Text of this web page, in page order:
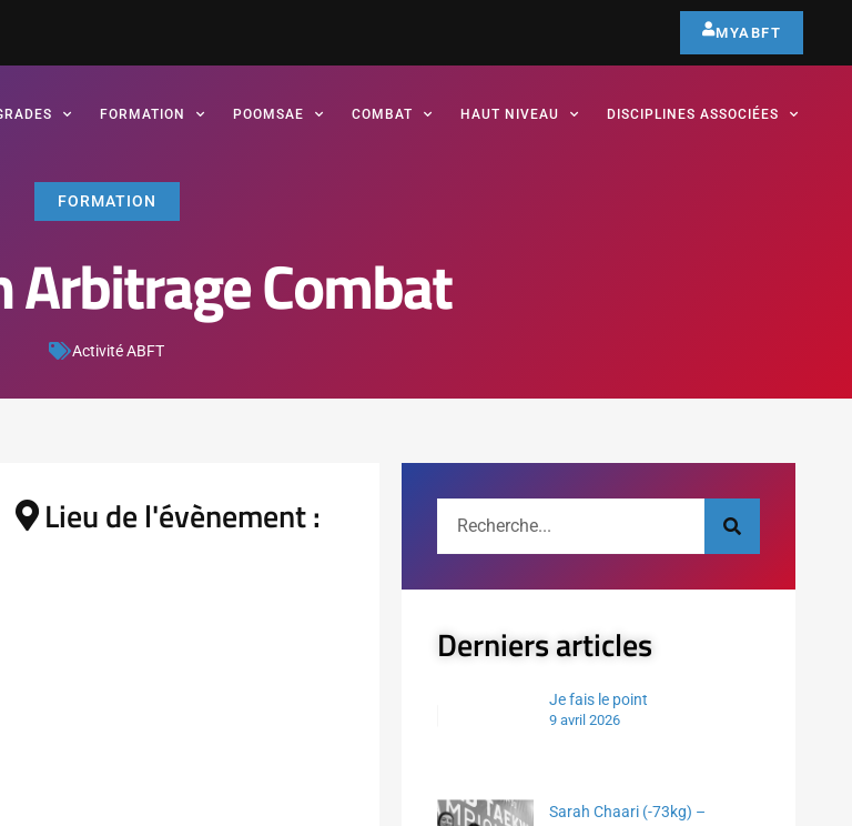
MYABFT
FORMATION POOMSAE COMBAT HAUT NIVEAU DISCIPLINES ASSOCIÉES
FORMATION
Arbitrage Combat
Activité ABFT
Lieu de l'évènement :
Derniers articles
Je fais le point
9 avril 2026
Sarah Chaari (-73kg) –